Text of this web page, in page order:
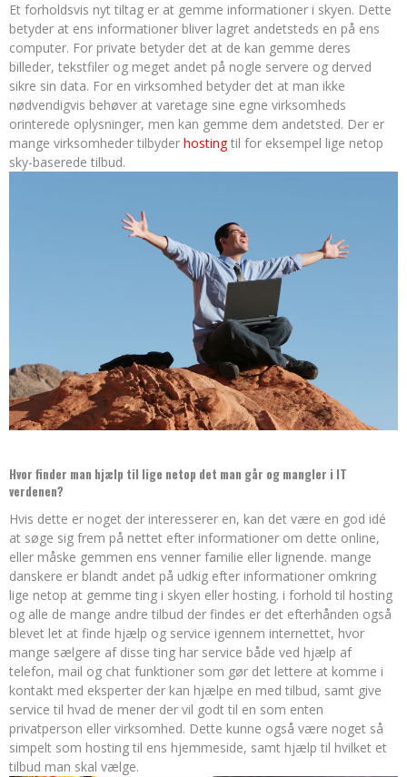
Et forholdsvis nyt tiltag er at gemme informationer i skyen. Dette
betyder at ens informationer bliver lagret andetsteds en på ens
computer. For private betyder det at de kan gemme deres
billeder, tekstfiler og meget andet på nogle servere og derved
sikre sin data. For en virksomhed betyder det at man ikke
nødvendigvis behøver at varetage sine egne virksomheds
orinterede oplysninger, men kan gemme dem andetsted. Der er
mange virksomheder tilbyder hostingtil for eksempel lige netop
sky-baserede tilbud.
Hvor finder man hjælp til lige netop det man går og mangler i IT
verdenen?
Hvis dette er noget der interesserer en, kan det være en god idé
at søge sig frem på nettet efter informationer om dette online,
eller måske gemmen ens venner familie eller lignende. mange
danskere er blandt andet på udkig efter informationer omkring
lige netop at gemme ting i skyen eller hosting. i forhold til hosting
og alle de mange andre tilbud der findes er det efterhånden også
blevet let at finde hjælp og service igennem internettet, hvor
mange sælgere af disse ting har service både ved hjælp af
telefon, mail og chat funktioner som gør det lettere at komme i
kontakt med eksperter der kan hjælpe en med tilbud, samt give
service til hvad de mener der vil godt til en som enten
privatperson eller virksomhed. Dette kunne også være noget så
simpelt som hosting til ens hjemmeside, samt hjælp til hvilket et
tilbud man skal vælge.